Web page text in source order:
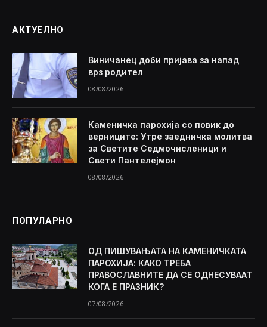
АКТУЕЛНО
Виничанец доби пријава за напад
врз родител
08/08/2026
Каменичка парохија со повик до
верниците: Утре заедничка молитва
за Светите Седмочисленици и
Свети Пантелејмон
08/08/2026
ПОПУЛАРНО
ОД ПИШУВАЊАТА НА КАМЕНИЧКАТА
ПАРОХИЈА: КАКО ТРЕБА
ПРАВОСЛАВНИТЕ ДА СЕ ОДНЕСУВААТ
КОГА Е ПРАЗНИК?
07/08/2026